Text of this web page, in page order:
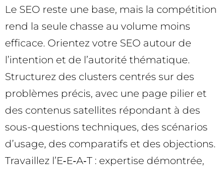
Le SEO reste une base, mais la compétition
rend la seule chasse au volume moins
efficace. Orientez votre SEO autour de
l’intention et de l’autorité thématique.
Structurez des clusters centrés sur des
problèmes précis, avec une page pilier et
des contenus satellites répondant à des
sous-questions techniques, des scénarios
d’usage, des comparatifs et des objections.
Travaillez l’E‑E‑A‑T : expertise démontrée,